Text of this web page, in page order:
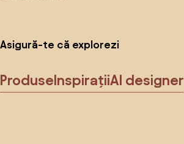
Asigură-te că explorezi
ProduseInspirațiiAI designer